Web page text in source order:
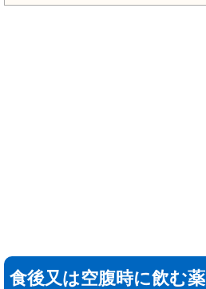
食後又は空腹時に飲む薬